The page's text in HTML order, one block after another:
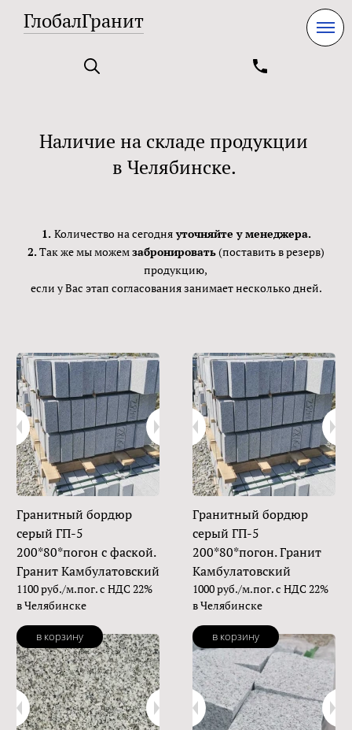
ГлобалГранит
Наличие на складе продукции
в Челябинске.
1. Количество на сегодняуточняйте у менеджера.
2.Так же мы можемзабронировать(поставить в резерв)
продукцию,
если у Вас этап согласования занимает несколько дней.
Гранитный бордюр
серый ГП-5
200*80*погон с фаской.
Гранит Камбулатовский
1100 руб./м.пог. с НДС 22%
в Челябинске
в корзину
Гранитный бордюр
серый ГП-5
200*80*погон. Гранит
Камбулатовский
1000 руб./м.пог. с НДС 22%
в Челябинске
в корзину